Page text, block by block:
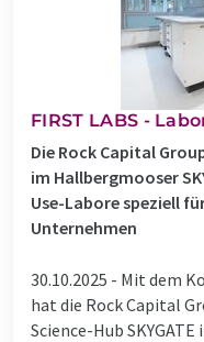
FIRST LABS -
Die Rock Capital
im Hallbergmooser
Use-Labore speziell
Unternehmen
30.10.2025 - Mit dem
hat die Rock Capital
Science-Hub